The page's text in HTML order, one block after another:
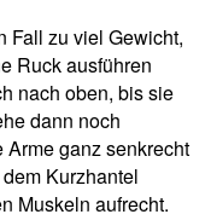
Fall zu viel Gewicht,
Ruck ausführen
nach oben, bis sie
dann noch
ganz senkrecht
Kurzhantel
Muskeln aufrecht.